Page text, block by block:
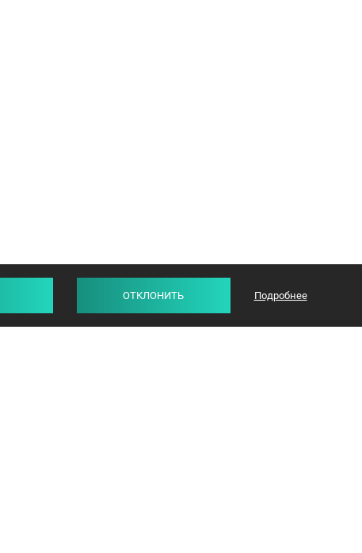
ОТКЛОНИТЬ Подробнее